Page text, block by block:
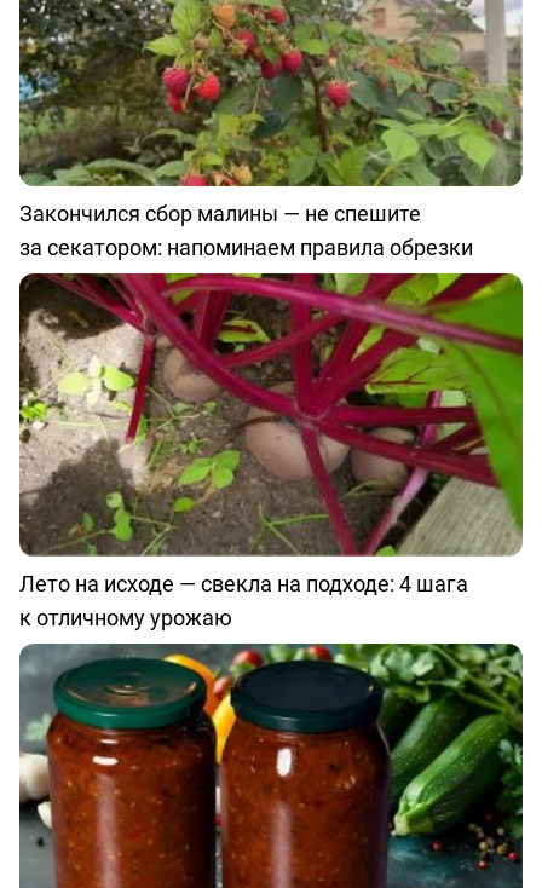
Закончился сбор малины — не спешите
за секатором: напоминаем правила обрезки
Лето на исходе — свекла на подходе: 4 шага
к отличному урожаю